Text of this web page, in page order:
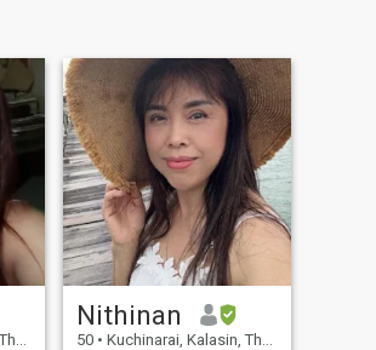
Nithinan
50 • Kuchinarai, Kalasin, Thailand